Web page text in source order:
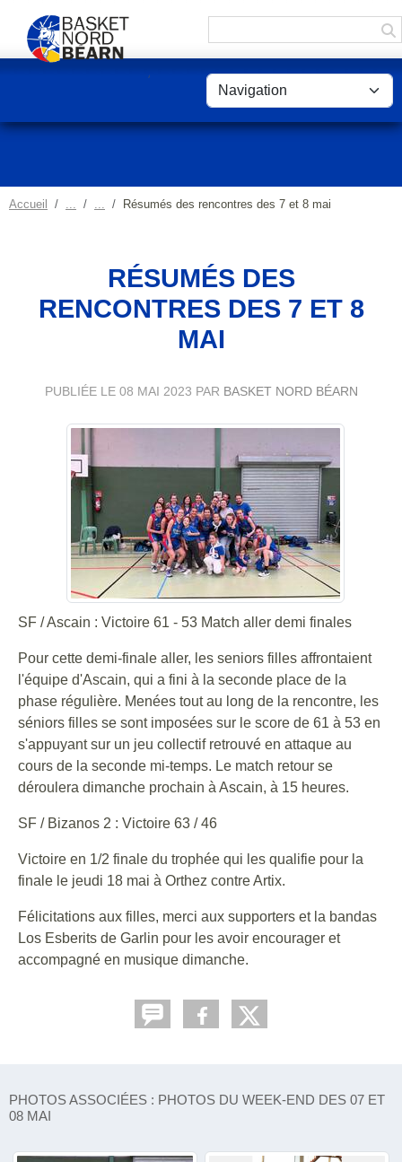
Accueil Résumés des rencontres des 7 et 8 mai
RÉSUMÉS DES
RENCONTRES DES 7 ET 8
MAI
PUBLIÉE LE 08 MAI 2023 PAR BASKET NORD BÉARN
SF / Ascain : Victoire 61 - 53 Match aller demi finales
Pour cette demi-finale aller, les seniors filles affrontaient
l'équipe d'Ascain, qui a fini à la seconde place de la
phase régulière. Menées tout au long de la rencontre, les
séniors filles se sont imposées sur le score de 61 à 53 en
s'appuyant sur un jeu collectif retrouvé en attaque au
cours de la seconde mi-temps. Le match retour se
déroulera dimanche prochain à Ascain, à 15 heures.
SF / Bizanos 2 : Victoire 63 / 46
Victoire en 1/2 finale du trophée qui les qualifie pour la
finale le jeudi 18 mai à Orthez contre Artix.
Félicitations aux filles, merci aux supporters et la bandas
Los Esberits de Garlin pour les avoir encourager et
accompagné en musique dimanche.
PHOTOS ASSOCIÉES : PHOTOS DU WEEK-END DES 07 ET
08 MAI